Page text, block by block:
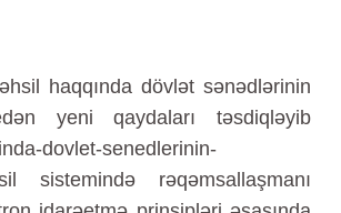
haqqında dövlət sənədlərinin
yeni qaydaları təsdiqləyib
dovlet-senedlerinin-
sistemində rəqəmsallaşmanı